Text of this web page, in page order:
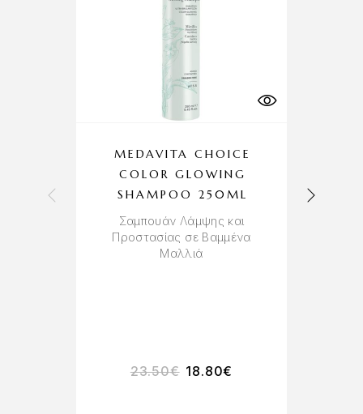
MEDAVITA CHOICE
COLOR GLOWING
SHAMPOO 250ML
Σαμπουάν Λάμψης και
Προστασίας σε Βαμμένα
Μαλλιά
23.50€ 18.80€